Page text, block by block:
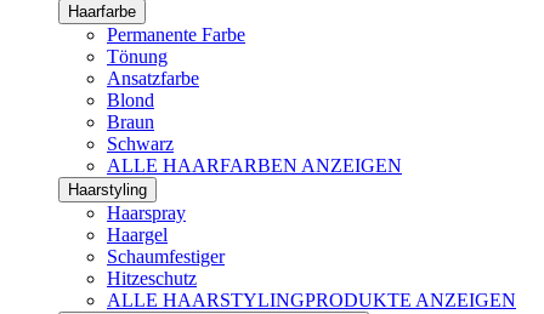
Haarfarbe
Permanente Farbe
Tönung
Ansatzfarbe
Blond
Braun
Schwarz
ALLE HAARFARBEN ANZEIGEN
Haarstyling
Haarspray
Haargel
Schaumfestiger
Hitzeschutz
ALLE HAARSTYLINGPRODUKTE ANZEIGEN